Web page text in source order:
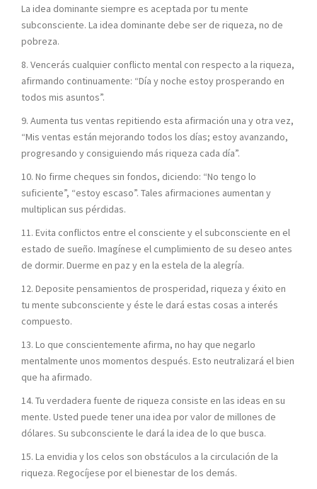
La idea dominante siempre es aceptada por tu mente
subconsciente. La idea dominante debe ser de riqueza, no de
pobreza.
8. Vencerás cualquier conflicto mental con respecto a la riqueza,
afirmando continuamente: “Día y noche estoy prosperando en
todos mis asuntos”.
9. Aumenta tus ventas repitiendo esta afirmación una y otra vez,
“Mis ventas están mejorando todos los días; estoy avanzando,
progresando y consiguiendo más riqueza cada día”.
10. No firme cheques sin fondos, diciendo: “No tengo lo
suficiente”, “estoy escaso”. Tales afirmaciones aumentan y
multiplican sus pérdidas.
11. Evita conflictos entre el consciente y el subconsciente en el
estado de sueño. Imagínese el cumplimiento de su deseo antes
de dormir. Duerme en paz y en la estela de la alegría.
12. Deposite pensamientos de prosperidad, riqueza y éxito en
tu mente subconsciente y éste le dará estas cosas a interés
compuesto.
13. Lo que conscientemente afirma, no hay que negarlo
mentalmente unos momentos después. Esto neutralizará el bien
que ha afirmado.
14. Tu verdadera fuente de riqueza consiste en las ideas en su
mente. Usted puede tener una idea por valor de millones de
dólares. Su subconsciente le dará la idea de lo que busca.
15. La envidia y los celos son obstáculos a la circulación de la
riqueza. Regocíjese por el bienestar de los demás.